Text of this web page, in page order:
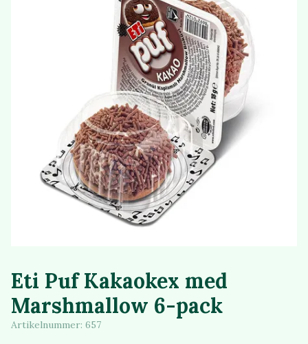
Eti Puf Kakaokex med
Marshmallow 6-pack
Artikelnummer: 657